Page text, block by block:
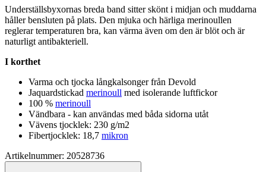
Underställsbyxornas breda band sitter skönt i midjan och muddarna
håller bensluten på plats. Den mjuka och härliga merinoullen
reglerar temperaturen bra, kan värma även om den är blöt och är
naturligt antibakteriell.
I korthet
Varma och tjocka långkalsonger från Devold
Jaquardstickad merinoull med isolerande luftfickor
100 % merinoull
Vändbara - kan användas med båda sidorna utåt
Vävens tjocklek: 230 g/m2
Fibertjocklek: 18,7 mikron
Artikelnummer: 20528736